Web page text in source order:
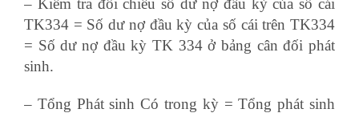
– Kiểm tra đối chiếu số dư nợ đầu kỳ của sổ cái
TK334 = Số dư nợ đầu kỳ của số cái trên TK334
= Số dư nợ đầu kỳ TK 334 ở bảng cân đối phát
sinh.
– Tổng Phát sinh Có trong kỳ = Tổng phát sinh